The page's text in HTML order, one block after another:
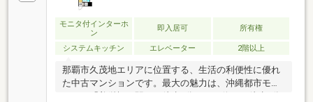
モニタ付インターホ
ン
即入居可 所有権
システムキッチン エレベーター 2階以上
那覇市久茂地エリアに位置する、生活の利便性に優れ
た中古マンションです。最大の魅力は、沖縄都市モノ